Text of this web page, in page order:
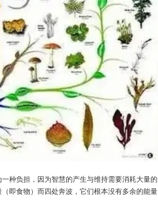
种负担，因为智慧的产生与维持需要消耗大量的
即食物）而四处奔波，它们根本没有多余的能量